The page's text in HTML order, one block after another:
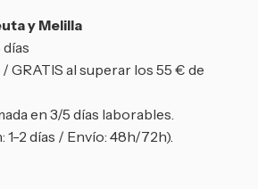
y Melilla
días
GRATIS al superar los 55 € de
en 3/5 días laborables.
2 días / Envío: 48h/72h).